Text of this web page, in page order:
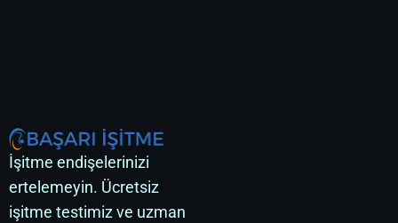
İşitme endişelerinizi
ertelemeyin. Ücretsiz
işitme testimiz ve uzman